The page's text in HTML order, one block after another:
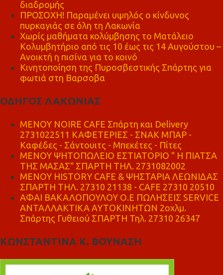
διαδρομής
ΠΡΟΣΟΧΗ! Παραμένει υψηλός ο κίνδυνος
πυρκαγιάς σε όλη τη Λακωνία
Χωρίς μαθήματα κολύμβησης το Ματάλειο
Κολυμβητήριο από τις 10 έως τις 14 Αυγούστου –
Ανοικτή η πισίνα για το κοινό
Κινητοποίηση της Πυροσβεστικής Σπάρτης για
φωτιά στη Βαρσοβα
ΟΔΗΓΟΣ ΛΑΚΩΝΙΑΣ
MENOY NOIRE CAFE Σπάρτη και Delivery
2731022511 ΚΑΦΕΤΕΡΙΕΣ - ΣΝΑΚ ΜΠΑΡ -
Καφέδες - Σάντουιτς - Μπεκέτες - Πίτες
ΜΕΝΟΥ ΨΗΤΟΠΩΛΕΙΟ ΕΣΤΙΑΤΟΡΙΟ " Η ΠΙΑΤΣΑ
ΤΗΣ ΜΑΣΑΣ" ΣΠΑΡΤΗ ΤΗΛ. 2731082002
ΜΕΝΟΥ HISTORY CAFE & ΨΗΣΤΑΡΙΑ ΛΕΩΝΙΔΑΣ
ΣΠΑΡΤΗ ΤΗΛ. 27310 21138 - CAFE 27310 20510
ΑΦΑΙ ΒΑΚΑΛΟΠΟΥΛΟΥ Ο.Ε ΠΩΛΗΣΕΙΣ SERVICE
ΑΝΤΑΛΛΑΚΤΙΚΑ ΑΥΤΟΚΙΝΗΤΩΝ 2οχλμ.
Σπάρτης Γυθειού ΣΠΑΡΤΗ Τηλ. 27310 26347
ΚΩΝΣΤΑΝΤΙΝΑ Κ. ΒΟΥΝΑΣΗ